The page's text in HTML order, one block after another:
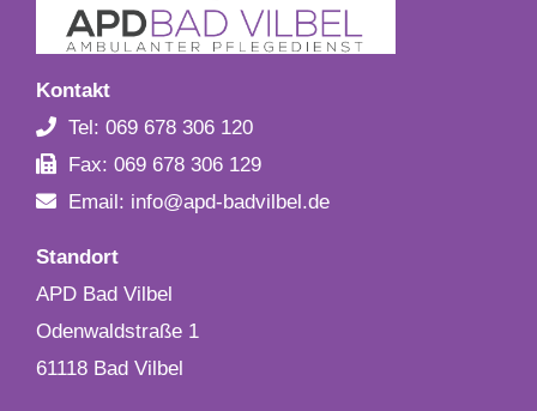
Kontakt
Tel: 069 678 306 120
Fax: 069 678 306 129
Email: info@apd-badvilbel.de
Standort
APD Bad Vilbel
Odenwaldstraße 1
61118 Bad Vilbel